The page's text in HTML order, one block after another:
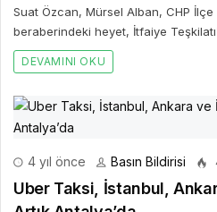
Suat Özcan, Mürsel Alban, CHP İlçe
beraberindeki heyet, İtfaiye
DEVAMINI OKU
4 yıl önce Basın Bildirisi
Uber Taksi, İstanbul,